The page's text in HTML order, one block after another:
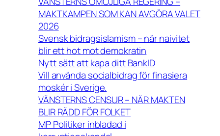
MAKTKAMPEN SOM KAN AVGÖRA VALET
2026
Svensk bidragsislamism – när naivitet
blir ett hot mot demokratin
Nytt sätt att kapa ditt BankID
Vill använda socialbidrag för finasiera
moskér i Sverige.
VÄNSTERNS CENSUR – NÄR MAKTEN
BLIR RÄDD FÖR FOLKET
MP Politiker inbladad i